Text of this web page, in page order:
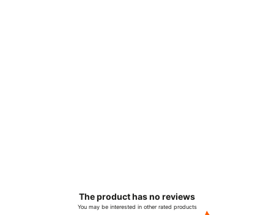
The product has no reviews
You may be interested in other rated products